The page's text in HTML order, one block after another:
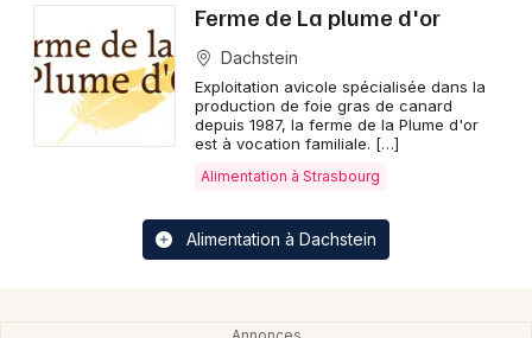
Actus à Strasbourg
Magazine à Strasbourg
Actus tourisme & loisirs
Ferme de La plume d'or
Dachstein
Exploitation avicole spécialisée dans la
production de foie gras de canard
depuis 1987, la ferme de la Plume d'or
est à vocation familiale. […]
Alimentation à Strasbourg
Alimentation à Dachstein